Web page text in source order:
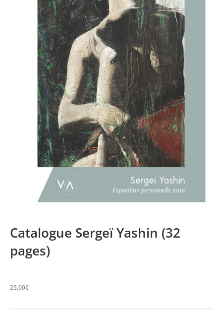
Catalogue Sergeï Yashin (32
pages)
25,00€